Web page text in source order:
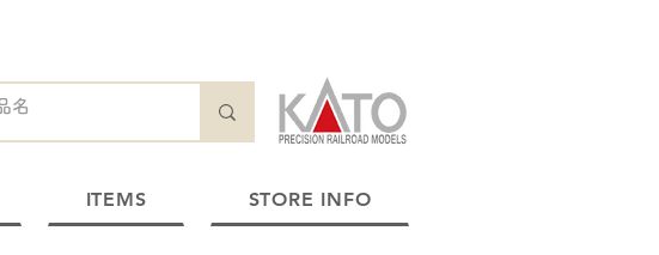
ITEMS STORE INFO